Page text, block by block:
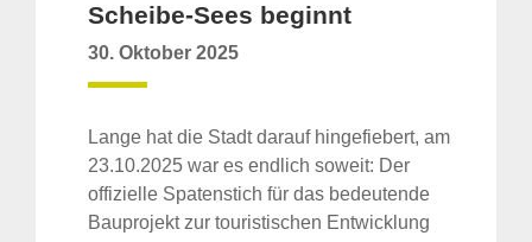
Scheibe-Sees beginnt
30. Oktober 2025
Lange hat die Stadt darauf hingefiebert, am
23.10.2025 war es endlich soweit: Der
offizielle Spatenstich für das bedeutende
Bauprojekt zur touristischen Entwicklung